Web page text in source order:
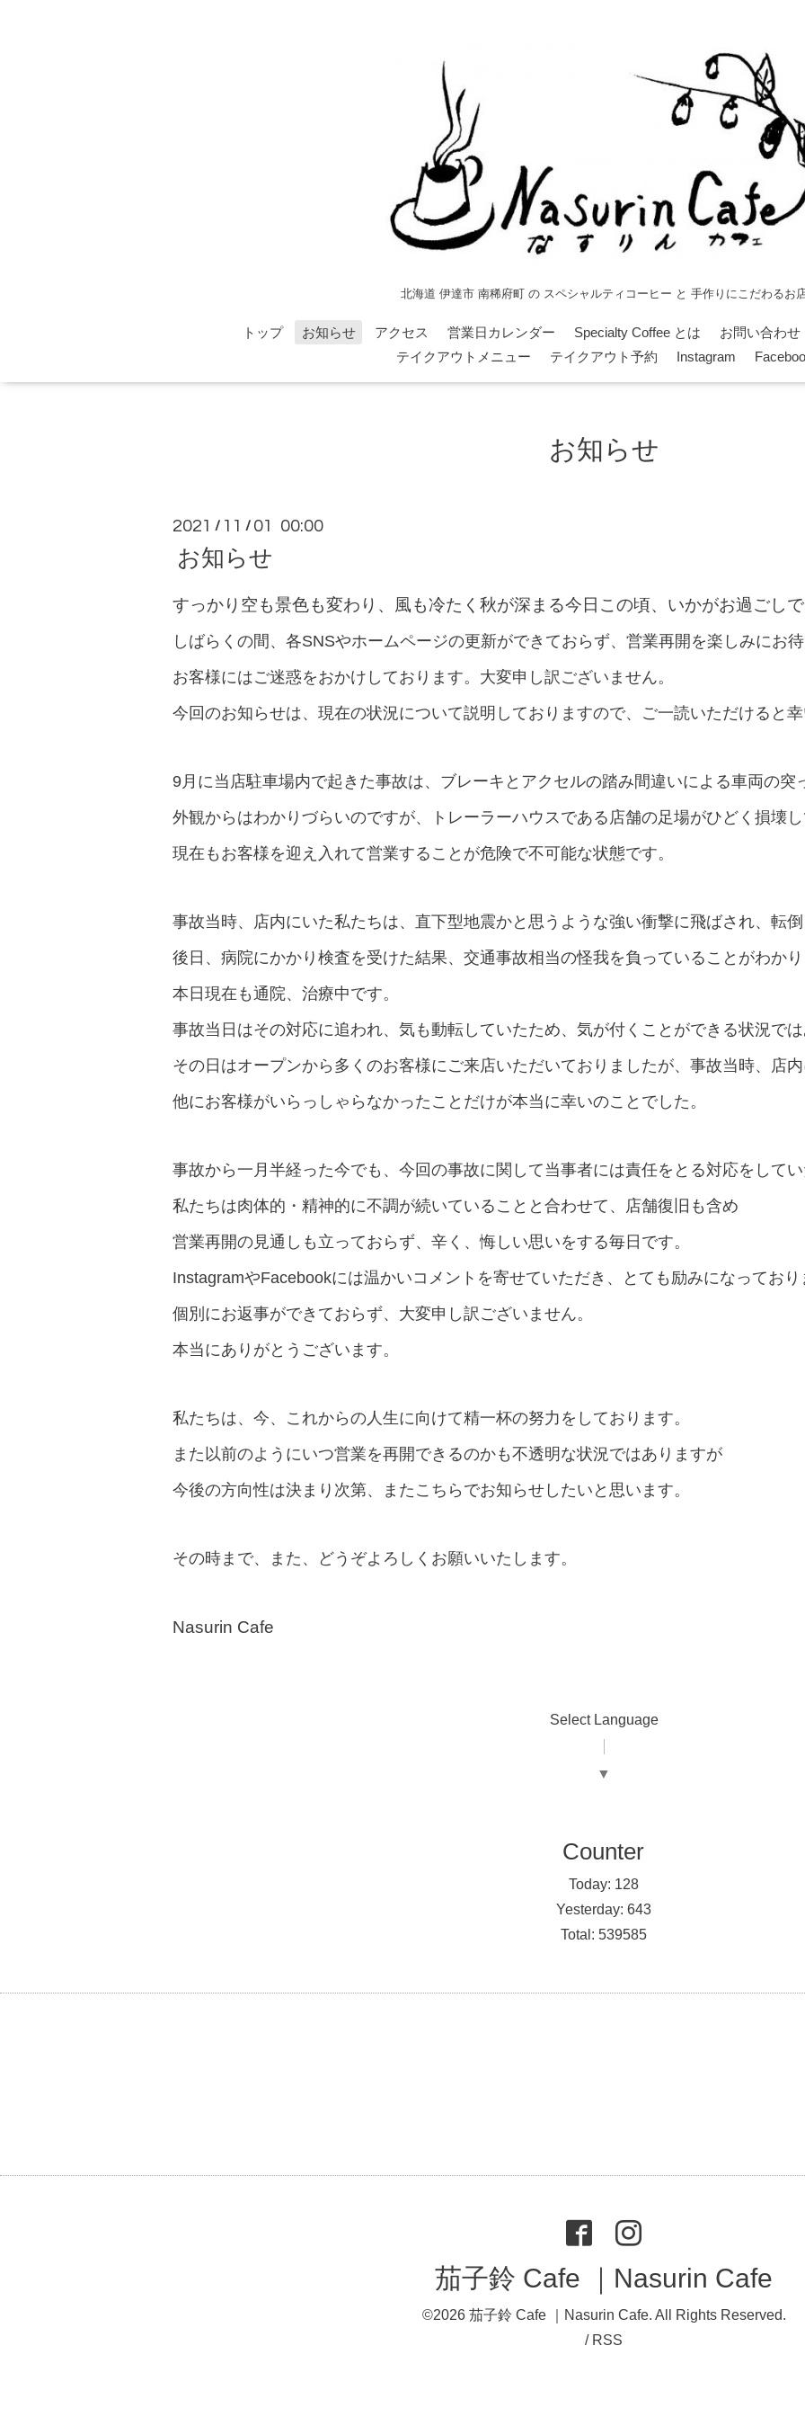
北海道 伊達市 南稀府町 の スペシャルティコーヒー と 手作りにこだわるお
トップ お知らせ アクセス 営業日カレンダー Specialty Coffee とは
お問い合わせ
テイクアウトメニュー
テイクアウト予約 Instagram
お知らせ
2021 / 11 / 01 00:00
お知らせ
すっかり空も景色も変わり、風も冷たく秋が深まる今日この頃、いかがお過ごし
しばらくの間、各SNSやホームページの更新ができておらず、営業再開を楽しみにお
お客様にはご迷惑をおかけしております。大変申し訳ございません。
今回のお知らせは、現在の状況について説明しておりますので、ご一読いただけると
9月に当店駐車場内で起きた事故は、ブレーキとアクセルの踏み間違いによる車両の突
外観からはわかりづらいのですが、トレーラーハウスである店舗の足場がひどく損壊
現在もお客様を迎え入れて営業することが危険で不可能な状態です。
事故当時、店内にいた私たちは、直下型地震かと思うような強い衝撃に飛ばされ、転
後日、病院にかかり検査を受けた結果、交通事故相当の怪我を負っていることがわか
本日現在も通院、治療中です。
事故当日はその対応に追われ、気も動転していたため、気が付くことができる状況で
その日はオープンから多くのお客様にご来店いただいておりましたが、事故当時、店
他にお客様がいらっしゃらなかったことだけが本当に幸いのことでした。
事故から一月半経った今でも、今回の事故に関して当事者には責任をとる対応をして
私たちは肉体的・精神的に不調が続いていることと合わせて、店舗復旧も含め
営業再開の見通しも立っておらず、 辛く、悔しい思いをする毎日です。
InstagramやFacebookには温かいコメントを寄せていただき、
とても励みになっており
個別にお返事ができておらず、大変申し訳ございません。
本当にありがとうございます。
私たちは、今、これからの人生に向けて精一杯の努力をしております。
また以前のようにいつ営業を再開できるのかも不透明な状況ではありますが
今後の方向性は決まり次第、またこちらでお知 らせしたいと思います。
その時まで、また、どうぞよろしくお願いいたします。
Nasurin Cafe
Select Language
▼
Counter
Today: 128
Yesterday: 643
Total: 539585
茄子鈴 Cafe ｜Nasurin Cafe
©2026 茄子鈴 Cafe ｜Nasurin Cafe. All Rights Reserved.
/ RSS